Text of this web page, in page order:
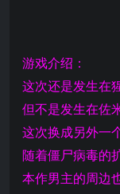
游戏介绍：
这次还是发生在
但不是发生在佐
这次换成另外一
随着僵尸病毒的
本作男主的周边